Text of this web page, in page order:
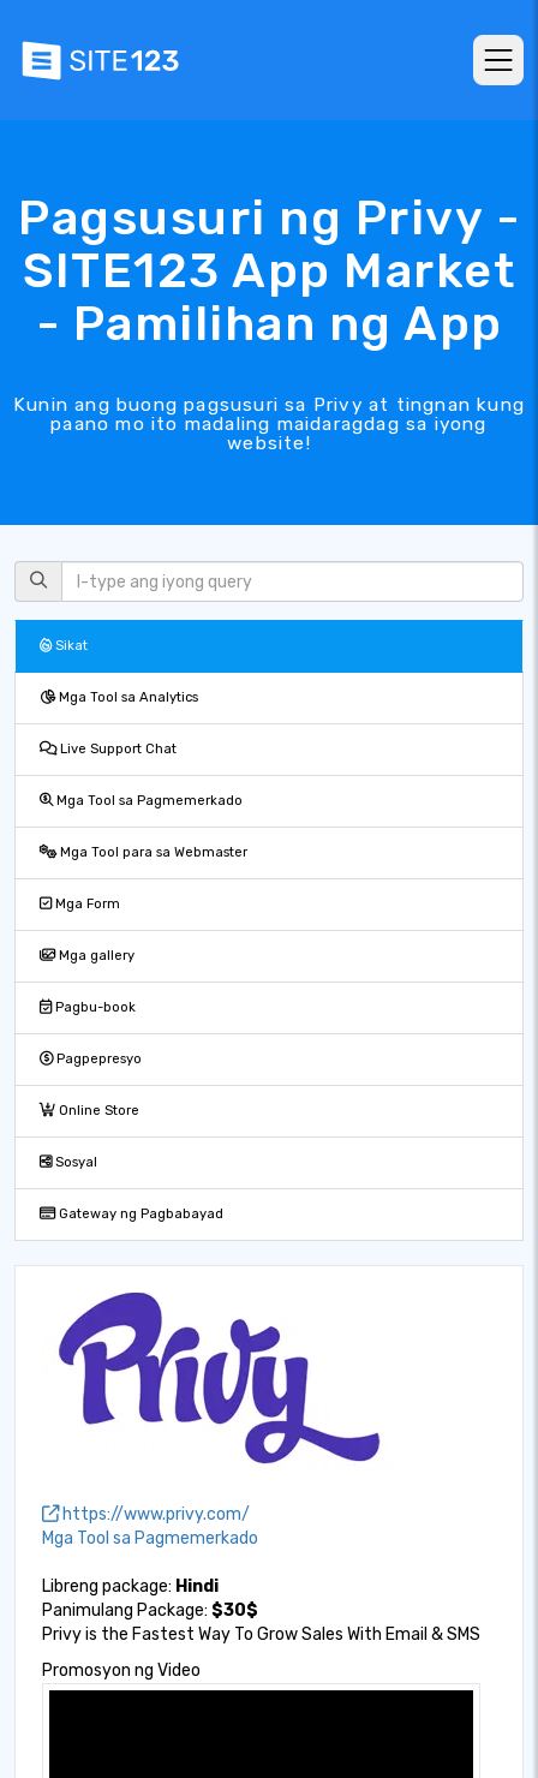
Pagsusuri ng Privy -
SITE123 App Market
- Pamilihan ng App
Kunin ang buong pagsusuri sa Privy at tingnan kung
paano mo ito madaling maidaragdag sa iyong
website!
Sikat
Mga Tool sa Analytics
Live Support Chat
Mga Tool sa Pagmemerkado
Mga Tool para sa Webmaster
Mga Form
Mga gallery
Pagbu-book
Pagpepresyo
Online Store
Sosyal
Gateway ng Pagbabayad
https://www.privy.com/
Mga Tool sa Pagmemerkado
Libreng package: Hindi
Panimulang Package: $30$
Privy is the Fastest Way To Grow Sales With Email & SMS
Promosyon ng Video